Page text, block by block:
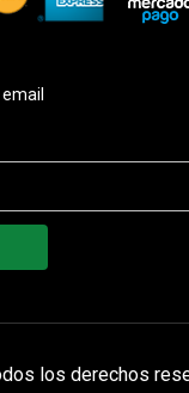
los derechos